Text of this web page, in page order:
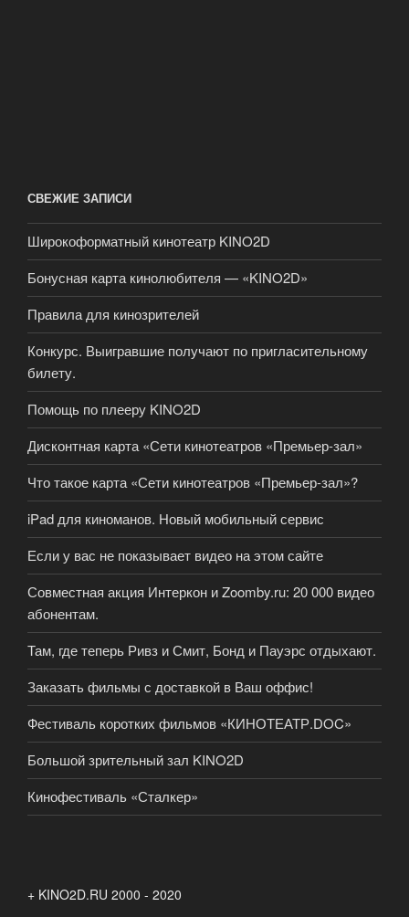
СВЕЖИЕ ЗАПИСИ
Широкоформатный кинотеатр KINO2D
Бонусная карта кинолюбителя — «KINO2D»
Правила для кинозрителей
Конкурс. Выигравшие получают по пригласительному
билету.
Помощь по плееру KINO2D
Дисконтная карта «Сети кинотеатров «Премьер-зал»
Что такое карта «Сети кинотеатров «Премьер-зал»?
iPad для киноманов. Новый мобильный сервис
Если у вас не показывает видео на этом сайте
Совместная акция Интеркон и Zoomby.ru: 20 000 видео
абонентам.
Там, где теперь Ривз и Смит, Бонд и Пауэрс отдыхают.
Заказать фильмы с доставкой в Ваш оффис!
Фестиваль коротких фильмов «КИНОТЕАТР.DOC»
Большой зрительный зал KINO2D
Кинофестиваль «Сталкер»
+ KINO2D.RU 2000 - 2020